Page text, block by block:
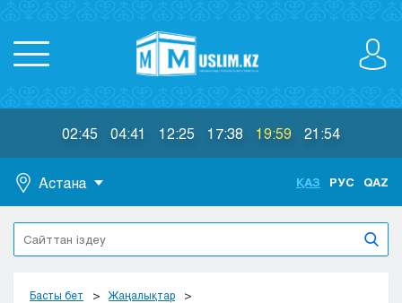
02:45 04:41 12:25 17:38 19:59 21:54
Астана
Астана
Алматы
Актобе
ҚАЗ РУС QAZ
Басты бет
Жаңалықтар